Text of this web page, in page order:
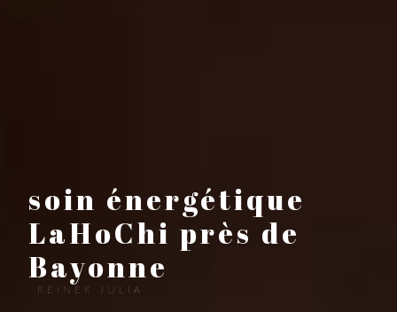
soin énergétique
LaHoChi près de
Bayonne
REINER JULIA